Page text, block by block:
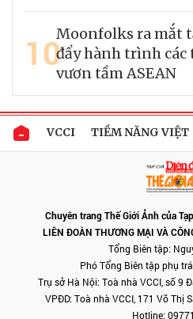
10Moonfolks ra mắt
đẩy hành trình các
vươn tầm ASEAN
VCCI TIỀM NĂNG VIỆT
Chuyên trang Thế Giới Ảnh của
LIÊN ĐOÀN THƯƠNG MẠI VÀ
Tổng Biên tập:
Phó Tổng Biên tập phụ
Trụ sở Hà Nội: Toà nhà VCCI, số 9
VPĐD: Toà nhà VCCI, 171 Võ Thị
Hotline: